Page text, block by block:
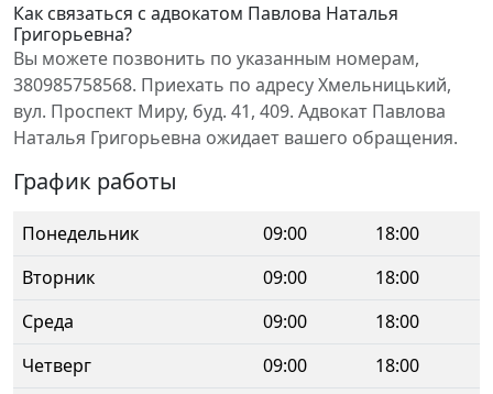
Как связаться с адвокатом Павлова Наталья
Григорьевна?
Вы можете позвонить по указанным номерам,
380985758568. Приехать по адресу Хмельницький,
вул. Проспект Миру, буд. 41, 409. Адвокат Павлова
Наталья Григорьевна ожидает вашего обращения.
График работы
Понедельник 09:00
18:00
Вторник
09:00
18:00
Среда
09:00
18:00
Четверг
09:00
18:00